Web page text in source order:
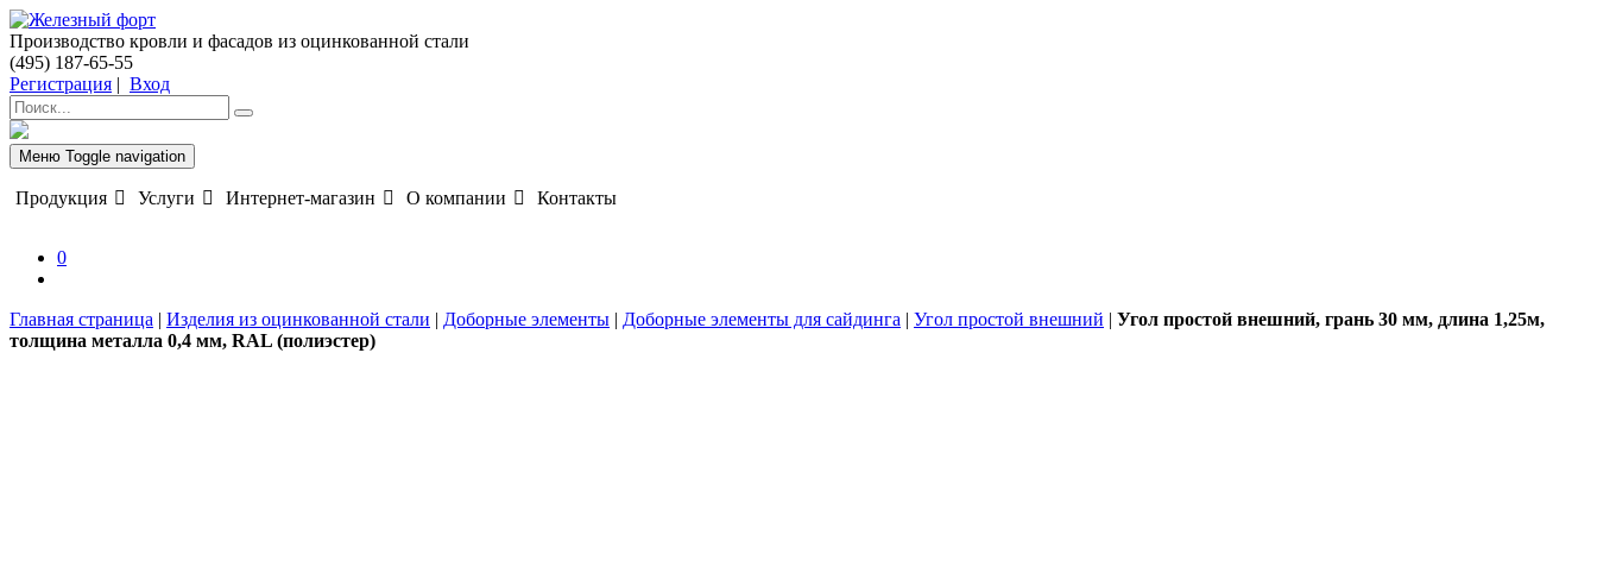
Производство кровли и фасадов из оцинкованной стали
(495) 187-65-55
Регистрация | Вход
Меню Toggle navigation
Продукция Услуги Интернет-магазин О компании Контакты
0
Главная страница | Изделия из оцинкованной стали | Доборные элементы | Доборные элементы для сайдинга | Угол простой внешний | Угол простой внешний, грань 30 мм, длина 1,25м,
толщина металла 0,4 мм, RAL (полиэстер)